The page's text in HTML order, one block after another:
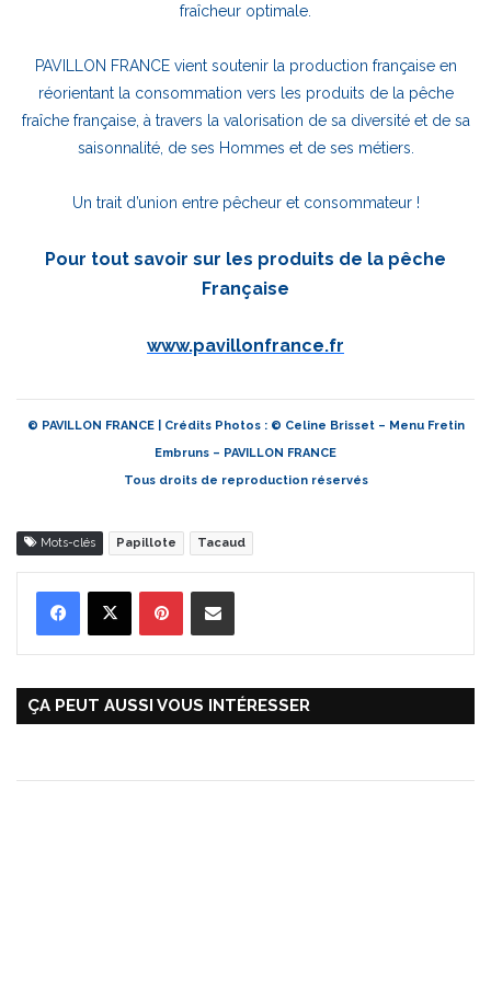
fraîcheur optimale.
PAVILLON FRANCE vient soutenir la production française en
réorientant la consommation vers les produits de la pêche
fraîche française, à travers la valorisation de sa diversité et de sa
saisonnalité, de ses Hommes et de ses métiers.
Un trait d’union entre pêcheur et consommateur !
Pour tout savoir sur les produits de la pêche
Française
www.pavillonfrance.fr
© PAVILLON FRANCE | Crédits Photos : © Celine Brisset – Menu Fretin
Embruns – PAVILLON FRANCE
Tous droits de reproduction réservés
Mots-clés Papillote Tacaud
ÇA PEUT AUSSI VOUS INTÉRESSER